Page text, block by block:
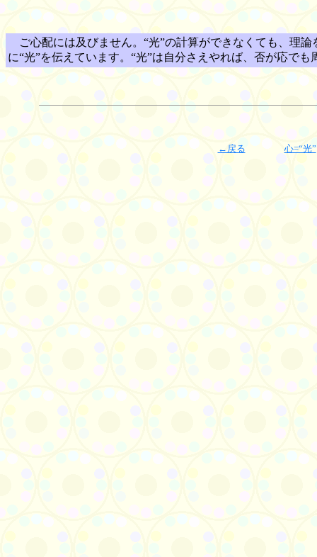
ご心配には及びません。“光”の計算ができなくても、理
に“光”を伝えています。“光”は自分さえやれば、否が応で
←戻る 心=“光”